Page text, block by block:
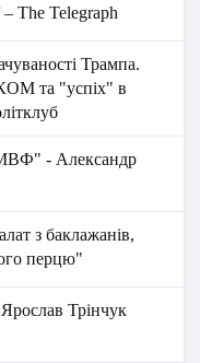
The Telegraph
Трампа.
та "успіх" в
- Александр
з баклажанів,
перцю"
Трінчук